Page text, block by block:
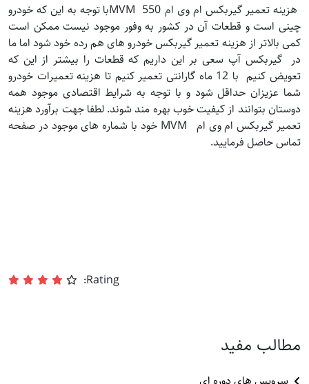
هزینه تعمیر گیربکس ام وی ام 550 MVMبا توجه به این که خودرو
چینی است و قطعات آن در کشور به وفور موجود نیست ممکن است
کمی بالاتر از هزینه تعمیر گیربکس خودرو های هم رده خود شود اما ما
در گیربکس آپ سعی بر این داریم که قطعات را بیشتر از این که
تعویض کنیم با 12 ماه گارانتی تعمیر کنیم تا هزینه تعمیرات خودرو
شما عزیزان حداقل شود و با توجه به شرایط اقتصادی موجود همه
دوستان بتوانند از کیفیت خوب بهره مند شوند. لطفا جهت برآورد هزینه
تعمیر گیربکس ام وی ام MVM خود با شماره های موجود در صفحه
تماس حاصل فرمایید.
Rating:
مطالب مفید